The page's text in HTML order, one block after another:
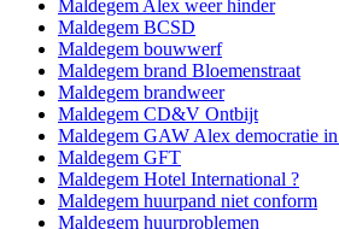
Maldegem Alex weer hinder
Maldegem BCSD
Maldegem bouwwerf
Maldegem brand Bloemenstraat
Maldegem brandweer
Maldegem CD&V Ontbijt
Maldegem GAW Alex democratie
Maldegem GFT
Maldegem Hotel International ?
Maldegem huurpand niet conform
Maldegem huurproblemen